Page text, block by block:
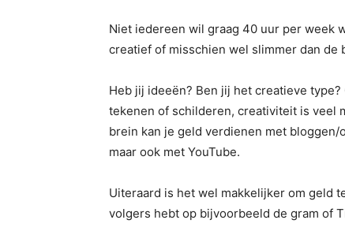
Niet iedereen wil graag 40 uur per week
creatief of misschien wel slimmer dan de
Heb jij ideeën? Ben jij het creatieve
tekenen of schilderen, creativiteit is veel
brein kan je geld verdienen met
maar ook met YouTube.
Uiteraard is het wel makkelijker om geld
volgers hebt op bijvoorbeeld de gram of